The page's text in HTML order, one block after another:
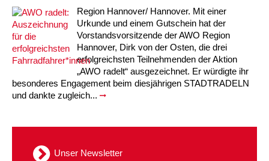
Region Hannover/ Hannover. Mit einer
Urkunde und einem Gutschein hat der
Vorstandsvorsitzende der AWO Region
Hannover, Dirk von der Osten, die drei
erfolgreichsten Teilnehmenden der Aktion
„AWO radelt“ ausgezeichnet. Er würdigte ihr
besonderes Engagement beim diesjährigen STADTRADELN
und dankte zugleich...
Unser Newsletter